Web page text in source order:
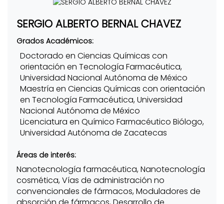
SERGIO ALBERTO BERNAL CHAVEZ
Grados Académicos:
Doctorado en Ciencias Químicas con
orientación en Tecnología Farmacéutica,
Universidad Nacional Autónoma de México
Maestría en Ciencias Químicas con orientación
en Tecnología Farmacéutica, Universidad
Nacional Autónoma de México
Licenciatura en Químico Farmacéutico Biólogo,
Universidad Autónoma de Zacatecas
Áreas de interés:
Nanotecnología farmacéutica, Nanotecnología
cosmética, Vías de administración no
convencionales de fármacos, Moduladores de